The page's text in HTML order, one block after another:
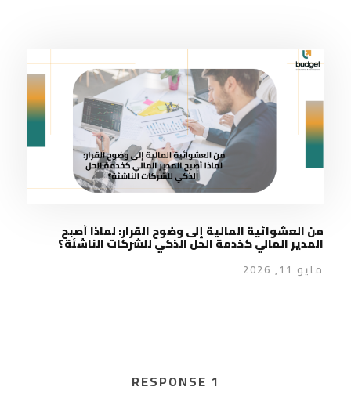
من العشوائية المالية إلى وضوح القرار: لماذا أصبح
المدير المالي كخدمة الحل الذكي للشركات الناشئة؟
مايو 11, 2026
1 RESPONSE